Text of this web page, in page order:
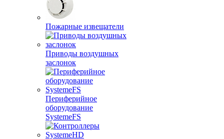
Пожарные извещатели
Приводы воздушных
заслонок
Периферийное
оборудование
SystemeFS